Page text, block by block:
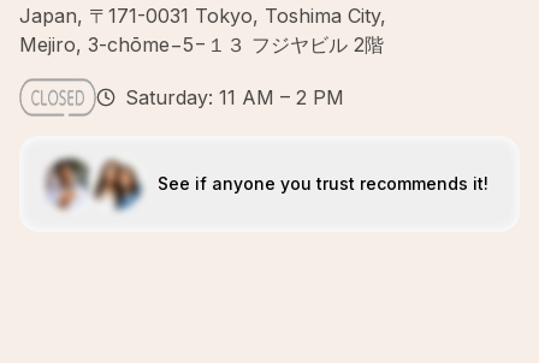
Japan, 〒171-0031 Tokyo, Toshima City,
Mejiro, 3-chōme−5−１３ フジヤビル 2階
Saturday: 11 AM – 2 PM
See if anyone you trust recommends it!